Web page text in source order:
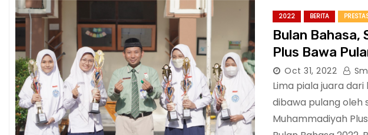
2022 BERITA
Bulan Bahasa,
Plus Bawa
Oct 31, 2022
Lima piala juara
dibawa pulang oleh
Muhammadiyah